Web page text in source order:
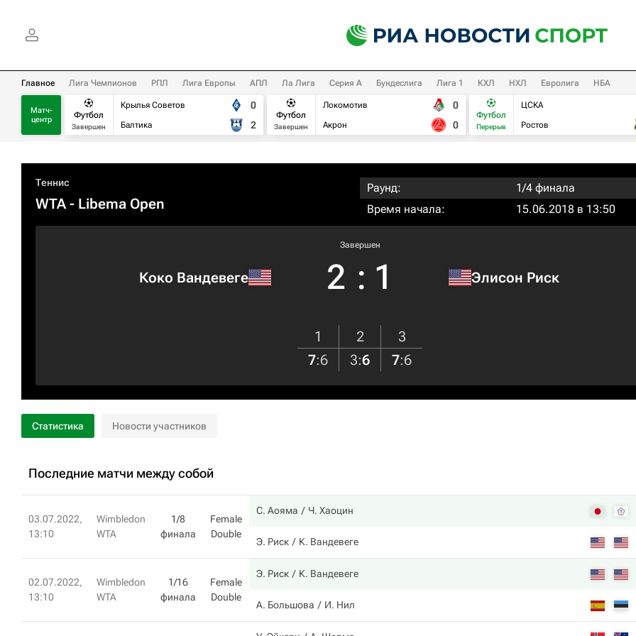
Главное Лига Чемпионов РПЛ Лига Европы АПЛ Ла Лига Серия А Бундеслига Лига 1 КХЛ НХЛ Евролига НБА
Матч-
центр
Футбол
Завершен
Крылья Советов
Балтика
0
2
Футбол
Завершен
Локомотив
Акрон
0
0
Футбол
Перерыв
ЦСКА
Ростов
Теннис
WTA- Libema Open
Раунд:
1/4 финала
Время начала:
15.06.2018 в 13:50
Коко Вандевеге
Завершен
2 : 1 Элисон Риск
1 2
3
7:6 3:6 7:6
Статистика Новости участников
Последние матчи между собой
03.07.2022,
13:10
Wimbledon
WTA
1/8
финала
Female
Double
С. Аояма Ч. Хаоцин
Э. Риск К. Вандевеге
02.07.2022,
13:10
Wimbledon
WTA
1/16
финала
Female
Double
Э. Риск К. Вандевеге
А. Большова И. Нил